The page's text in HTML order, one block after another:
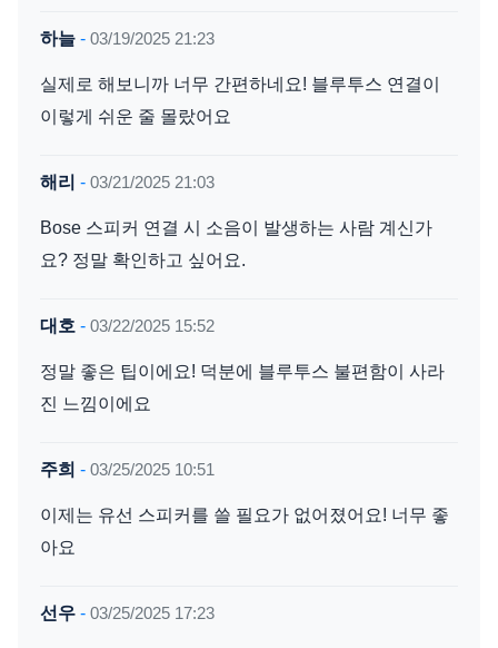
하늘 - 03/19/2025 21:23
실제로 해보니까 너무 간편하네요! 블루투스 연결이
이렇게 쉬운 줄 몰랐어요
해리 - 03/21/2025 21:03
Bose 스피커 연결 시 소음이 발생하는 사람 계신가
요? 정말 확인하고 싶어요.
대호 - 03/22/2025 15:52
정말 좋은 팁이에요! 덕분에 블루투스 불편함이 사라
진 느낌이에요
주희 - 03/25/2025 10:51
이제는 유선 스피커를 쓸 필요가 없어졌어요! 너무 좋
아요
선우 - 03/25/2025 17:23